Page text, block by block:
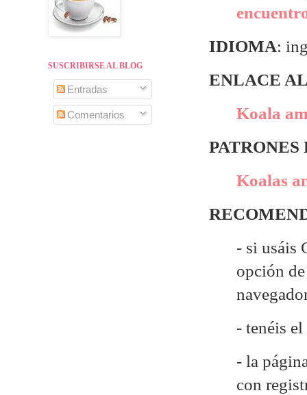
IDIOMA:
ENLACE
Koala
Koalas
- si usáis
opción
- tenéis
- la
con
SUSCRIBIRSE AL BLOG
Entradas
Comentarios